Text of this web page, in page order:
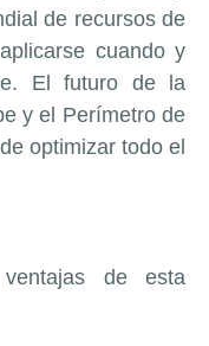
de recursos de
cuando y
El futuro de la
y el Perímetro de
optimizar todo el
de esta